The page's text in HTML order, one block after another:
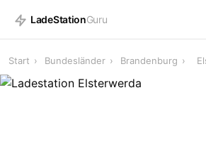
LadeStationGuru
Start › Bundesländer › Brandenburg ›